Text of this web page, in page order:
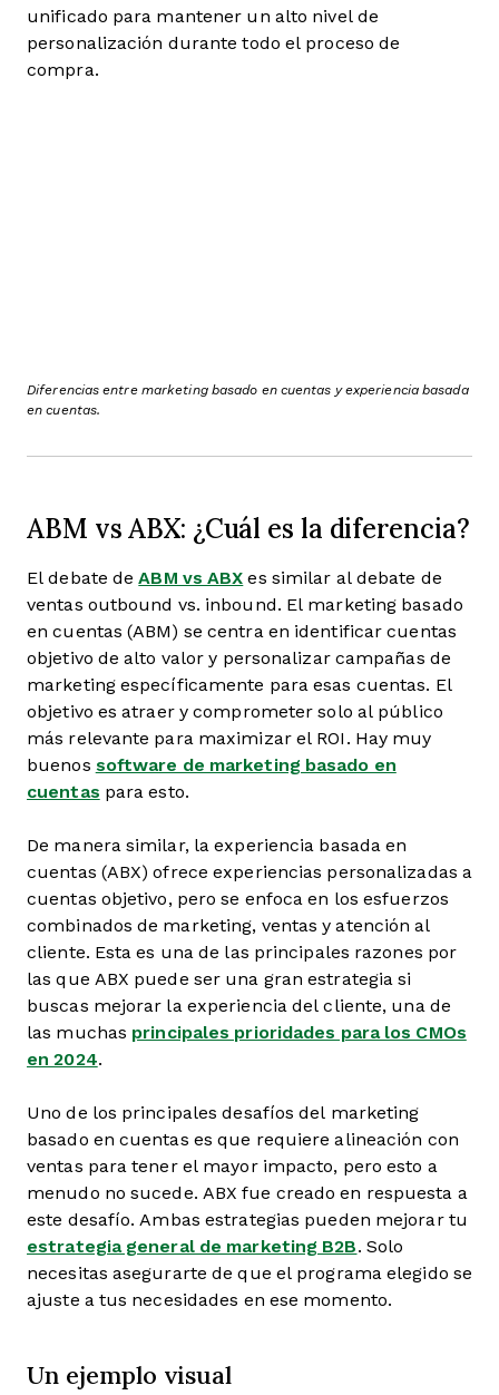
unificado para mantener un alto nivel de
personalización durante todo el proceso de
compra.
Diferencias entre marketing basado en cuentas y experiencia basada
en cuentas.
ABM vs ABX: ¿Cuál es la diferencia?
El debate deABM vs ABX es similar al debate de
ventas outbound vs. inbound. El marketing basado
en cuentas (ABM) se centra en identificar cuentas
objetivo de alto valor y personalizar campañas de
marketing específicamente para esas cuentas. El
objetivo es atraer y comprometer solo al público
más relevante para maximizar el ROI. Hay muy
buenos software de marketing basado en
cuentas para esto.
De manera similar, la experiencia basada en
cuentas (ABX) ofrece experiencias personalizadas a
cuentas objetivo, pero se enfoca en los esfuerzos
combinados de marketing, ventas y atención al
cliente. Esta es una de las principales razones por
las que ABX puede ser una gran estrategia si
buscas mejorar la experiencia del cliente, una de
las muchas principales prioridades para los CMOs
en 2024.
Uno de los principales desafíos del marketing
basado en cuentas es que requiere alineación con
ventas para tener el mayor impacto, pero esto a
menudo no sucede. ABX fue creado en respuesta a
este desafío. Ambas estrategias pueden mejorar tu
estrategia general de marketing B2B. Solo
necesitas asegurarte de que el programa elegido se
ajuste a tus necesidades en ese momento.
Un ejemplo visual